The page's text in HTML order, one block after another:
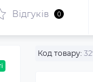
Відгуків 0
Код товару: